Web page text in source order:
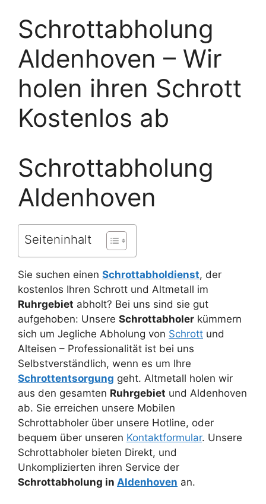
Schrottabholung
Aldenhoven – Wir
holen ihren Schrott
Kostenlos ab
Schrottabholung
Aldenhoven
Seiteninhalt
Sie suchen einen Schrottabholdienst, der
kostenlos Ihren Schrott und Altmetall im
Ruhrgebiet abholt? Bei uns sind sie gut
aufgehoben: Unsere Schrottabholer kümmern
sich um Jegliche Abholung von Schrott und
Alteisen – Professionalität ist bei uns
Selbstverständlich, wenn es um Ihre
Schrottentsorgung geht. Altmetall holen wir
aus den gesamten Ruhrgebiet und Aldenhoven
ab. Sie erreichen unsere Mobilen
Schrottabholer über unsere Hotline, oder
bequem über unseren Kontaktformular. Unsere
Schrottabholer bieten Direkt, und
Unkomplizierten ihren Service der
Schrottabholung in Aldenhoven an.